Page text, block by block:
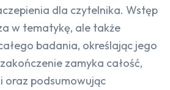
dla czytelnika. Wstęp
w tematykę, ale także
badania, określając jego
zamyka całość,
oraz podsumowując